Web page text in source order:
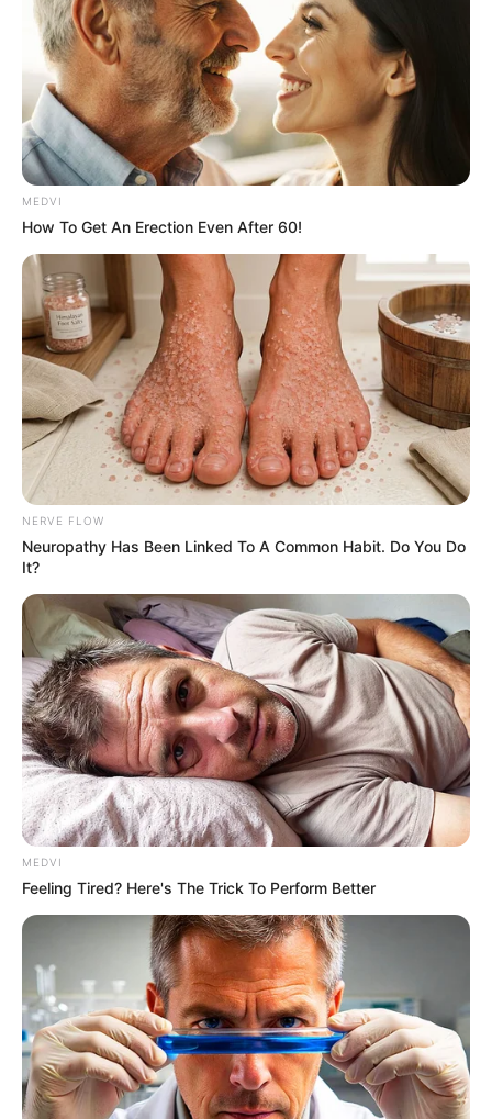
Most People Don't Know That These 8 Celebrities
Are Muslim
BRAINBERRIES
Iconic '90s Entertainment Couples We'll Never
Forget
BRAINBERRIES
Guess Their Job — Most People Get It Wrong
BRAINBERRIES
MEDVI
How To Get An Erection Even After 60!
NERVE FLOW
Neuropathy Has Been Linked To A Common Habit. Do You Do
It?
MEDVI
Feeling Tired? Here's The Trick To Perform Better